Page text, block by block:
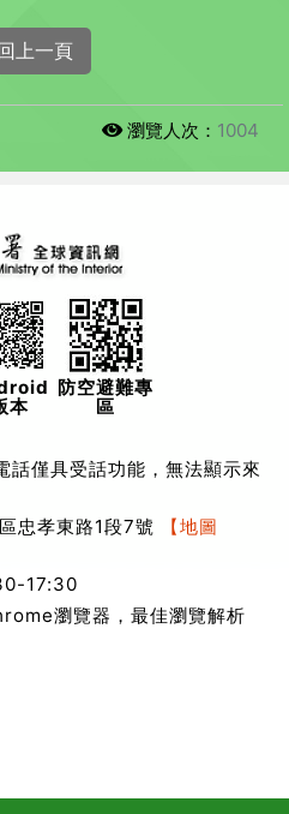
上一頁
瀏覽人次： 1004
本
防空避難專
區
話僅具受話功能，無法顯示來
忠孝東路1段7號
【地圖
17:30
瀏覽器，最佳瀏覽解析